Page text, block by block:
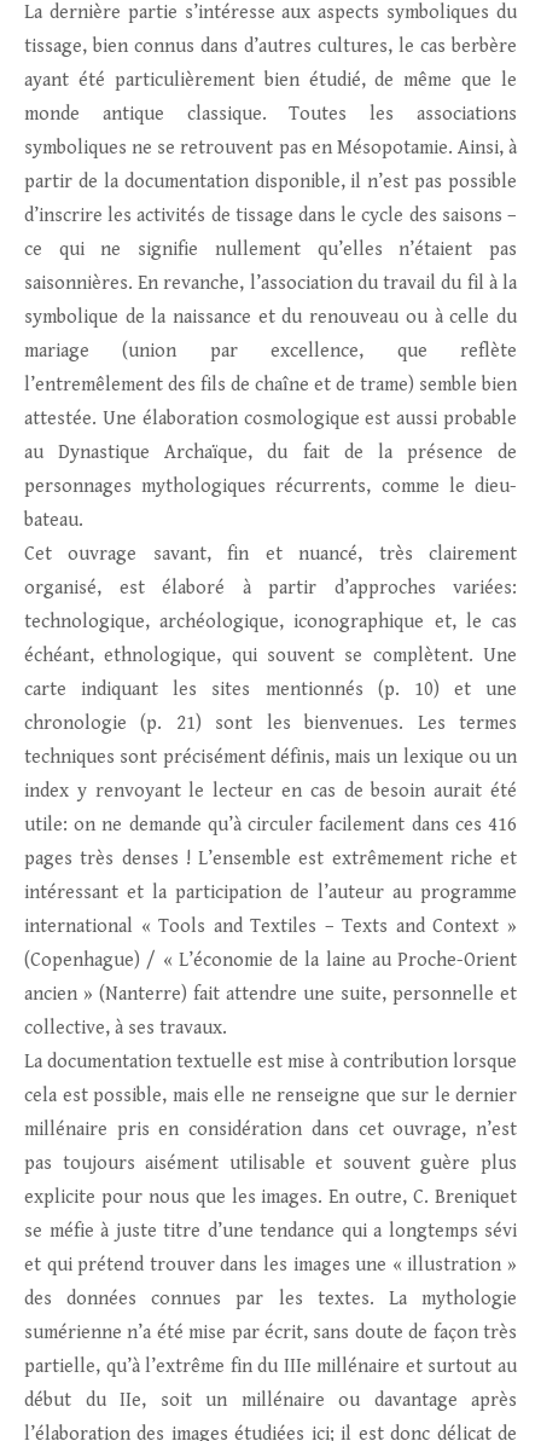
La dernière partie s’intéresse aux aspects symboliques du
tissage, bien connus dans d’autres cultures, le cas berbère
ayant été particulièrement bien étudié, de même que le
monde antique classique. Toutes les associations
symboliques ne se retrouvent pas en Mésopotamie. Ainsi, à
partir de la documentation disponible, il n’est pas possible
d’inscrire les activités de tissage dans le cycle des saisons –
ce qui ne signifie nullement qu’elles n’étaient pas
saisonnières. En revanche, l’association du travail du fil à la
symbolique de la naissance et du renouveau ou à celle du
mariage (union par excellence, que reflète
l’entremêlement des fils de chaîne et de trame) semble bien
attestée. Une élaboration cosmologique est aussi probable
au Dynastique Archaïque, du fait de la présence de
personnages mythologiques récurrents, comme le dieu-
bateau.
Cet ouvrage savant, fin et nuancé, très clairement
organisé, est élaboré à partir d’approches variées:
technologique, archéologique, iconographique et, le cas
échéant, ethnologique, qui souvent se complètent. Une
carte indiquant les sites mentionnés (p. 10) et une
chronologie (p. 21) sont les bienvenues. Les termes
techniques sont précisément définis, mais un lexique ou un
index y renvoyant le lecteur en cas de besoin aurait été
utile: on ne demande qu’à circuler facilement dans ces 416
pages très denses ! L’ensemble est extrêmement riche et
intéressant et la participation de l’auteur au programme
international « Tools and Textiles – Texts and Context »
(Copenhague) / « L’économie de la laine au Proche-Orient
ancien » (Nanterre) fait attendre une suite, personnelle et
collective, à ses travaux.
La documentation textuelle est mise à contribution lorsque
cela est possible, mais elle ne renseigne que sur le dernier
millénaire pris en considération dans cet ouvrage, n’est
pas toujours aisément utilisable et souvent guère plus
explicite pour nous que les images. En outre, C. Breniquet
se méfie à juste titre d’une tendance qui a longtemps sévi
et qui prétend trouver dans les images une « illustration »
des données connues par les textes. La mythologie
sumérienne n’a été mise par écrit, sans doute de façon très
partielle, qu’à l’extrême fin du IIIe millénaire et surtout au
début du IIe, soit un millénaire ou davantage après
l’élaboration des images étudiées ici; il est donc délicat de